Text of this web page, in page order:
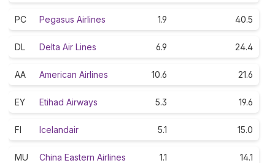
PC Pegasus Airlines 1.9 40.5
DL Delta Air Lines 6.9 24.4
AA American Airlines 10.6 21.6
EY Etihad Airways 5.3 19.6
FI Icelandair 5.1 15.0
MU China Eastern Airlines 1.1 14.1